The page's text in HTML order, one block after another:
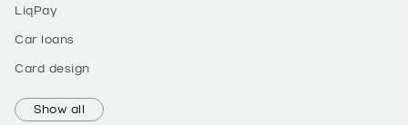
LiqPay
Car loans
Card design
Show all